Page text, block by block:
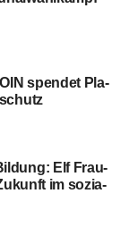
spen­det Pla­
Elf Frau­
im sozia­